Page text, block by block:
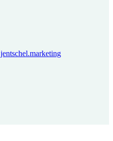
jentschel.marketing